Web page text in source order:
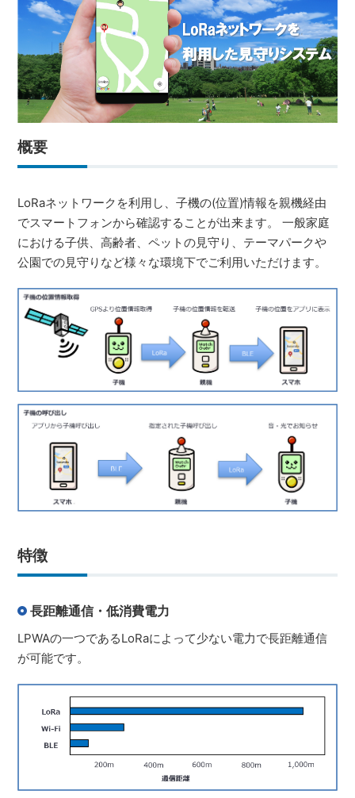
概要
LoRaネットワークを利用し、子機の(位置)情報を親機経由
でスマートフォンから確認することが出来ます。 一般家庭
における子供、高齢者、ペットの見守り、テーマパークや
公園での見守りなど様々な環境下でご利用いただけます。
特徴
長距離通信・低消費電力
LPWAの一つであるLoRaによって少ない電力で長距離通信
が可能です。